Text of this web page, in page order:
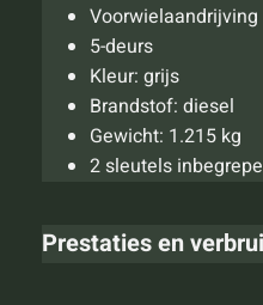
Voorwielaandrijving
5-deurs
Kleur: grijs
Brandstof: diesel
Gewicht: 1.215 kg
2 sleutels
Prestaties en